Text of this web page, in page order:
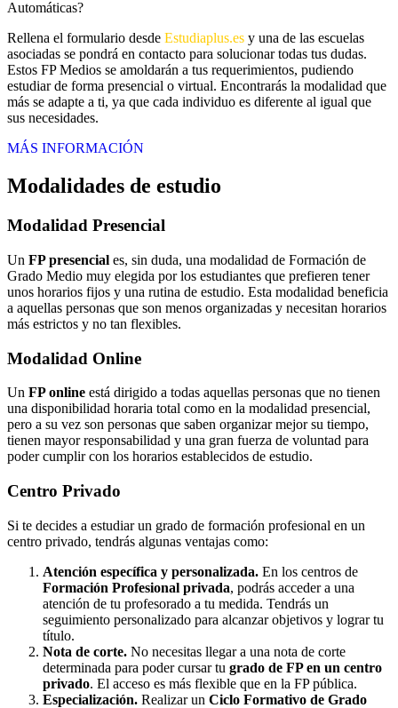
Automáticas?
Rellena el formulario desde Estudiaplus.es y una de las escuelas
asociadas se pondrá en contacto para solucionar todas tus dudas.
Estos FP Medios se amoldarán a tus requerimientos, pudiendo
estudiar de forma presencial o virtual. Encontrarás la modalidad que
más se adapte a ti, ya que cada individuo es diferente al igual que
sus necesidades.
MÁS INFORMACIÓN
Modalidades de estudio
Modalidad Presencial
Un FP presencial es, sin duda, una modalidad de Formación de
Grado Medio muy elegida por los estudiantes que prefieren tener
unos horarios fijos y una rutina de estudio. Esta modalidad beneficia
a aquellas personas que son menos organizadas y necesitan horarios
más estrictos y no tan flexibles.
Modalidad Online
Un FP online está dirigido a todas aquellas personas que no tienen
una disponibilidad horaria total como en la modalidad presencial,
pero a su vez son personas que saben organizar mejor su tiempo,
tienen mayor responsabilidad y una gran fuerza de voluntad para
poder cumplir con los horarios establecidos de estudio.
Centro Privado
Si te decides a estudiar un grado de formación profesional en un
centro privado, tendrás algunas ventajas como:
Atención específica y personalizada. En los centros de
Formación Profesional privada, podrás acceder a una
atención de tu profesorado a tu medida. Tendrás un
seguimiento personalizado para alcanzar objetivos y lograr tu
título.
Nota de corte. No necesitas llegar a una nota de corte
determinada para poder cursar tu grado de FP en un centro
privado. El acceso es más flexible que en la FP pública.
Especialización. Realizar un Ciclo Formativo de Grado